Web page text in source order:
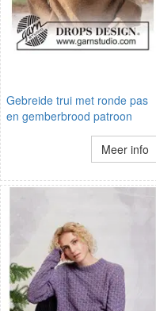
Gebreide trui met ronde pas
en gemberbrood patroon
Meer info